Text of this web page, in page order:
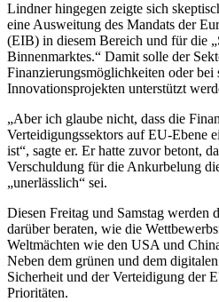
Lindner hingegen zeigte sich
eine Ausweitung des Mandats der
(EIB) in diesem Bereich und für die
Binnenmarktes.“ Damit solle der
Finanzierungsmöglichkeiten oder bei
Innovationsprojekten unterstützt
„Aber ich glaube nicht, dass die
Verteidigungssektors auf EU-Ebene
ist“, sagte er. Er hatte zuvor betont,
Verschuldung für die Ankurbelung
„unerlässlich“ sei.
Diesen Freitag und Samstag werden
darüber beraten, wie die
Weltmächten wie den USA und
Neben dem grünen und dem
Sicherheit und der Verteidigung der
Prioritäten.